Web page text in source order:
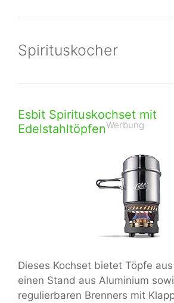
Spirituskocher
Esbit Spirituskochset mit
EdelstahltöpfenWerbung
Dieses Kochset bietet Töpfe
einen Stand aus Aluminium
regulierbaren Brenners mit